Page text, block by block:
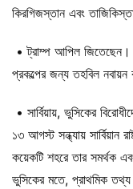
কিরগিজস্তান এবং
• ট্রাম্প আপিল
প্রকল্পের জন্য তহবিল নবায়ন
• সার্বিয়ায়, ভুসিকের
১৩ আগস্ট সন্ধ্যায় সার্বিয়ান
কয়েকটি শহরে তার সমর্থক
ভুসিকের মতে, প্রাথমিক